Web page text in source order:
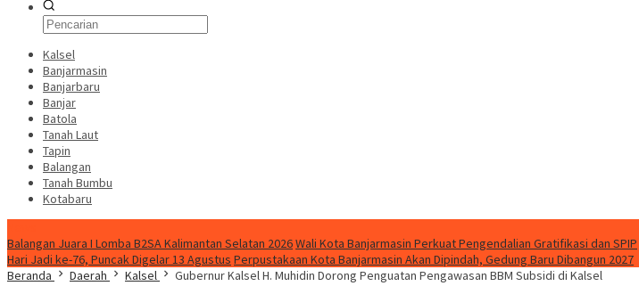
Kalsel
Banjarmasin
Banjarbaru
Banjar
Batola
Tanah Laut
Tapin
Balangan
Tanah Bumbu
Kotabaru
Balangan Juara I Lomba B2SA Kalimantan Selatan 2026Wali Kota Banjarmasin Perkuat Pengendalian Gratifikasi dan SPIP
Hari Jadi ke-76, Puncak Digelar 13 Agustus Perpustakaan Kota Banjarmasin Akan Dipindah, Gedung Baru Dibangun 2027
Beranda
Daerah Kalsel Gubernur Kalsel H. Muhidin Dorong Penguatan Pengawasan BBM Subsidi di Kalsel